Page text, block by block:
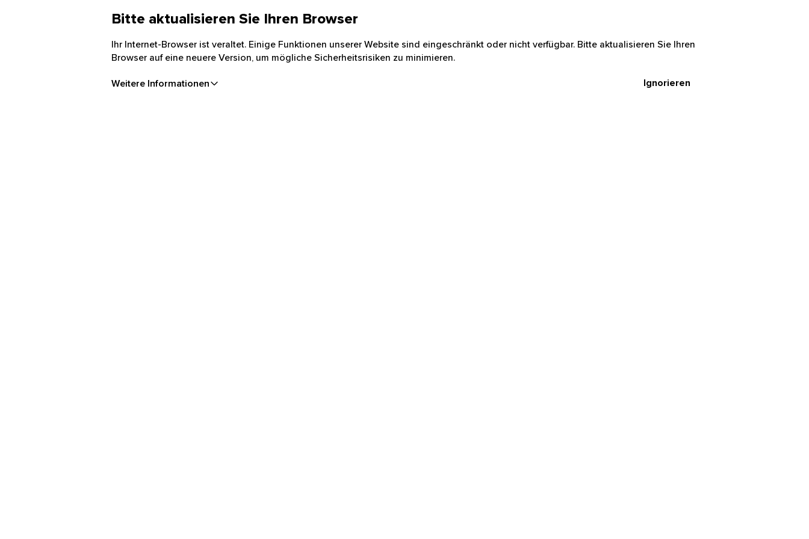
Bitte aktualisieren Sie Ihren Browser
Ihr Internet-Browser ist veraltet. Einige Funktionen unserer Website sind eingeschränkt oder nicht verfügbar. Bitte aktualisieren Sie Ihren
Browser auf eine neuere Version, um mögliche Sicherheitsrisiken zu minimieren.
Weitere Informationen Ignorieren